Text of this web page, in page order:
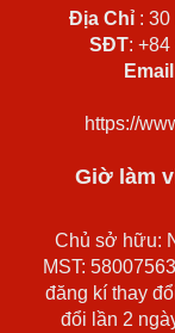
Địa Chỉ: 30
SĐT:
https://
Giờ làm
Chủ sở hữu:
MST:
đăng kí thay
đổi lần 2